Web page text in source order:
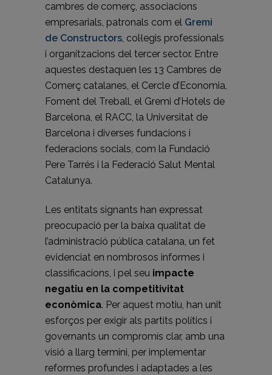
cambres de comerç, associacions
empresarials, patronals com el Gremi
de Constructors, col·legis professionals
i organitzacions del tercer sector. Entre
aquestes destaquen les 13 Cambres de
Comerç catalanes, el Cercle d’Economia,
Foment del Treball, el Gremi d’Hotels de
Barcelona, el RACC, la Universitat de
Barcelona i diverses fundacions i
federacions socials, com la Fundació
Pere Tarrés i la Federació Salut Mental
Catalunya.
Les entitats signants han expressat
preocupació per la baixa qualitat de
l’administració pública catalana, un fet
evidenciat en nombrosos informes i
classificacions, i pel seu impacte
negatiu en la competitivitat
econòmica. Per aquest motiu, han unit
esforços per exigir als partits polítics i
governants un compromís clar, amb una
visió a llarg termini, per implementar
reformes profundes i adaptades a les